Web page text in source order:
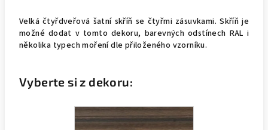
Velká čtyřdveřová šatní skříň se čtyřmi zásuvkami. Skříň je
možné dodat v tomto dekoru, barevných odstínech RAL i
několika typech moření dle přiloženého vzorníku.
Vyberte si z dekoru: